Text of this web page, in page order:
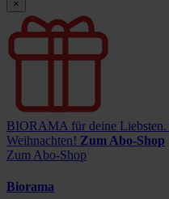
×
BIORAMA für deine Liebsten.
Weihnachten! Zum Abo-Shop
Zum Abo-Shop
Biorama